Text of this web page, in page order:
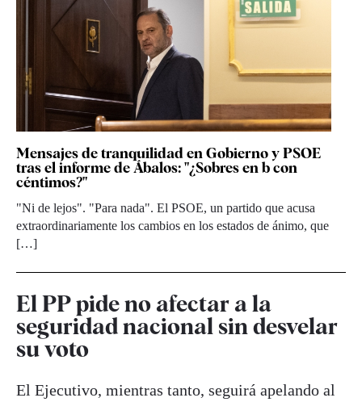
Mensajes de tranquilidad en Gobierno y PSOE
tras el informe de Ábalos: "¿Sobres en b con
céntimos?"
"Ni de lejos". "Para nada". El PSOE, un partido que acusa
extraordinariamente los cambios en los estados de ánimo, que
[…]
El PP pide no afectar a la
seguridad nacional sin desvelar
su voto
El Ejecutivo, mientras tanto, seguirá apelando al